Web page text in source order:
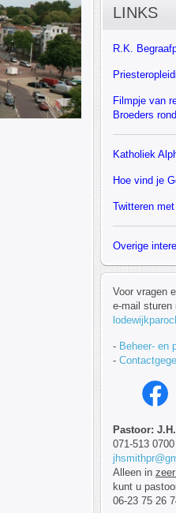
LINKS
R.K.
Filmpje van
Broeders
Katholiek
Hoe vind je
Twitteren
Overige
Voor vragen
e-mail sturen
- Beheer- en
-
Pastoor:
071-513 0700
Alleen in
kunt u
06-23 75 26